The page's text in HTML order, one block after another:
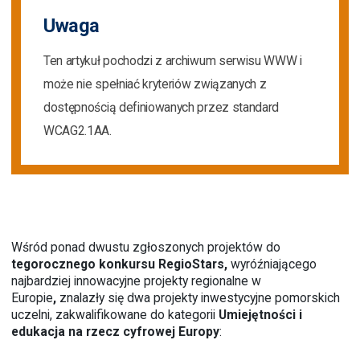
Uwaga
Ten artykuł pochodzi z archiwum serwisu WWW i
może nie spełniać kryteriów związanych z
dostępnością definiowanych przez standard
WCAG2.1AA.
Wśród ponad dwustu zgłoszonych projektów do
tegorocznego konkursu RegioStars, wyróźniającego
najbardziej innowacyjne projekty regionalne w
Europie, znalazły się dwa projekty inwestycyjne pomorskich
uczelni, zakwalifikowane do kategorii Umiejętności i
edukacja na rzecz cyfrowej Europy: